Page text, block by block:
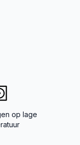
op lage